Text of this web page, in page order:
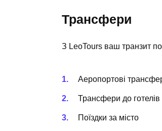
Трансфери
З LeoTours ваш транзит
Аеропортові
Трансфери до готелів
Поїздки за місто